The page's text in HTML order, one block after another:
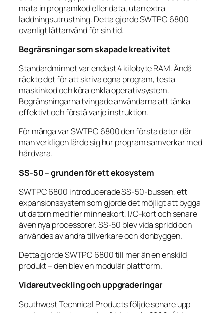
mata in programkod eller data, utan extra
laddningsutrustning. Detta gjorde SWTPC 6800
ovanligt lättanvänd för sin tid.
Begränsningar som skapade kreativitet
Standardminnet var endast 4 kilobyte RAM. Ändå
räckte det för att skriva egna program, testa
maskinkod och köra enkla operativsystem.
Begränsningarna tvingade användarna att tänka
effektivt och förstå varje instruktion.
För många var SWTPC 6800 den första dator där
man verkligen lärde sig hur program samverkar med
hårdvara.
SS-50 – grunden för ett ekosystem
SWTPC 6800 introducerade SS-50-bussen, ett
expansionssystem som gjorde det möjligt att bygga
ut datorn med fler minneskort, I/O-kort och senare
även nya processorer. SS-50 blev vida spridd och
användes av andra tillverkare och klonbyggen.
Detta gjorde SWTPC 6800 till mer än en enskild
produkt – den blev en modulär plattform.
Vidareutveckling och uppgraderingar
Southwest Technical Products följde senare upp